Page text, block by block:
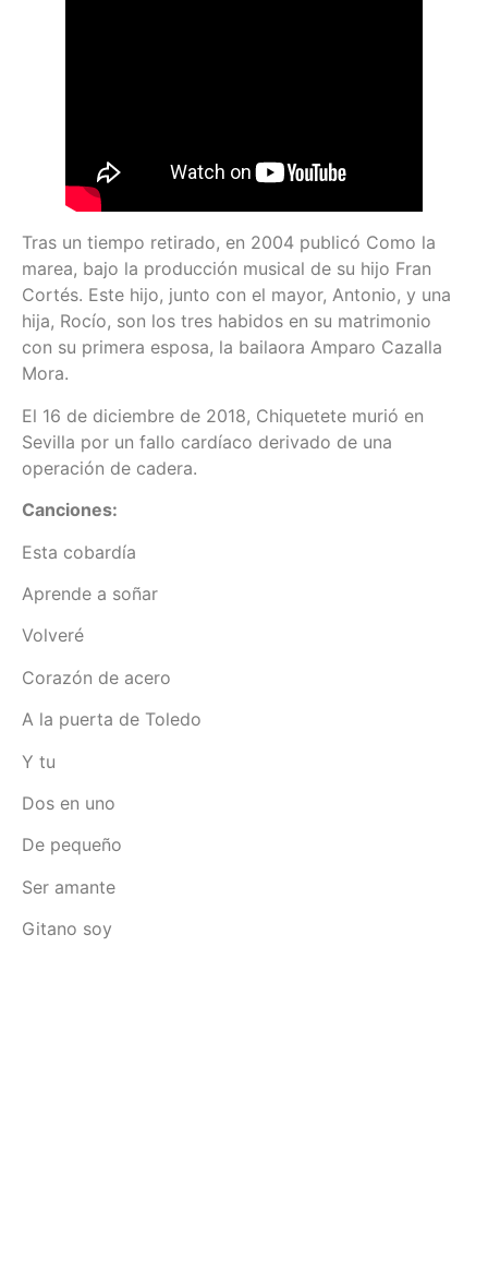
Tras un tiempo retirado, en 2004 publicó Como la
marea, bajo la producción musical de su hijo Fran
Cortés. Este hijo, junto con el mayor, Antonio, y una
hija, Rocío, son los tres habidos en su matrimonio
con su primera esposa, la bailaora Amparo Cazalla
Mora.
El 16 de diciembre de 2018, Chiquetete murió en
Sevilla por un fallo cardíaco derivado de una
operación de cadera.
Canciones:
Esta cobardía
Aprende a soñar
Volveré
Corazón de acero
A la puerta de Toledo
Y tu
Dos en uno
De pequeño
Ser amante
Gitano soy